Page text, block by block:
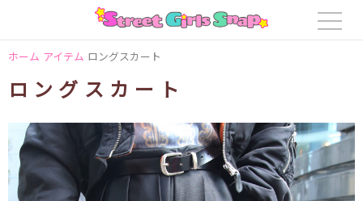
ホーム アイテム ロングスカート
ロングスカート